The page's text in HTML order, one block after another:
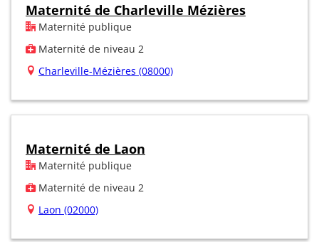
Maternité de Charleville Mézières
Maternité publique
Maternité de niveau 2
Charleville-Mézières (08000)
Maternité de Laon
Maternité publique
Maternité de niveau 2
Laon (02000)